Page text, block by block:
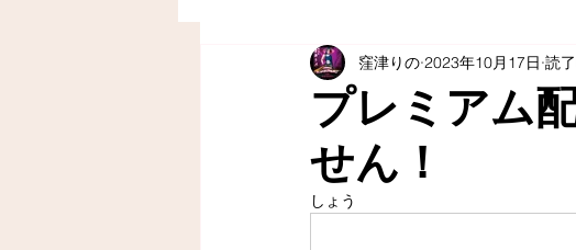
プレミアム
せん！
窪津りの 2023年10月17日 読
しょう